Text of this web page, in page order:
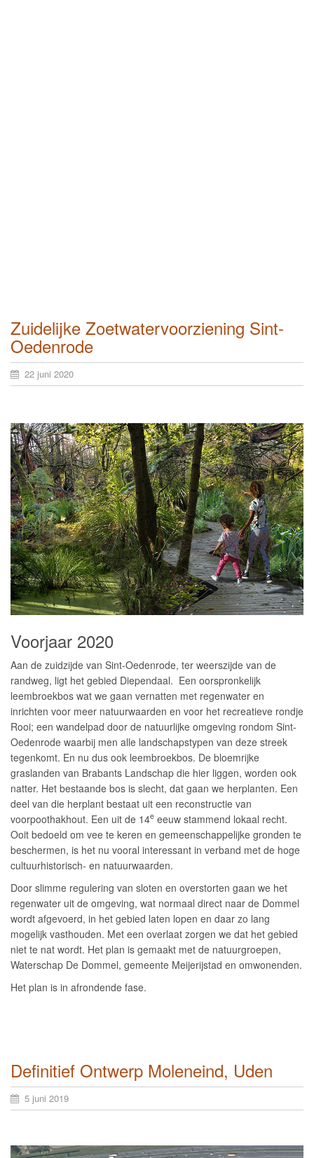
Zuidelijke Zoetwatervoorziening Sint-
Oedenrode
22 juni 2020
Voorjaar 2020
Aan de zuidzijde van Sint-Oedenrode, ter weerszijde van de
randweg, ligt het gebied Diependaal. Een oorspronkelijk
leembroekbos wat we gaan vernatten met regenwater en
inrichten voor meer natuurwaarden en voor het recreatieve rondje
Rooi; een wandelpad door de natuurlijke omgeving rondom Sint-
Oedenrode waarbij men alle landschapstypen van deze streek
tegenkomt. En nu dus ook leembroekbos. De bloemrijke
graslanden van Brabants Landschap die hier liggen, worden ook
natter. Het bestaande bos is slecht, dat gaan we herplanten. Een
deel van die herplant bestaat uit een reconstructie van
voorpoothakhout. Een uit de 14e eeuw stammend lokaal recht.
Ooit bedoeld om vee te keren en gemeenschappelijke gronden te
beschermen, is het nu vooral interessant in verband met de hoge
cultuurhistorisch- en natuurwaarden.
Door slimme regulering van sloten en overstorten gaan we het
regenwater uit de omgeving, wat normaal direct naar de Dommel
wordt afgevoerd, in het gebied laten lopen en daar zo lang
mogelijk vasthouden. Met een overlaat zorgen we dat het gebied
niet te nat wordt. Het plan is gemaakt met de natuurgroepen,
Waterschap De Dommel, gemeente Meijerijstad en omwonenden.
Het plan is in afrondende fase.
Definitief Ontwerp Moleneind, Uden
5 juni 2019